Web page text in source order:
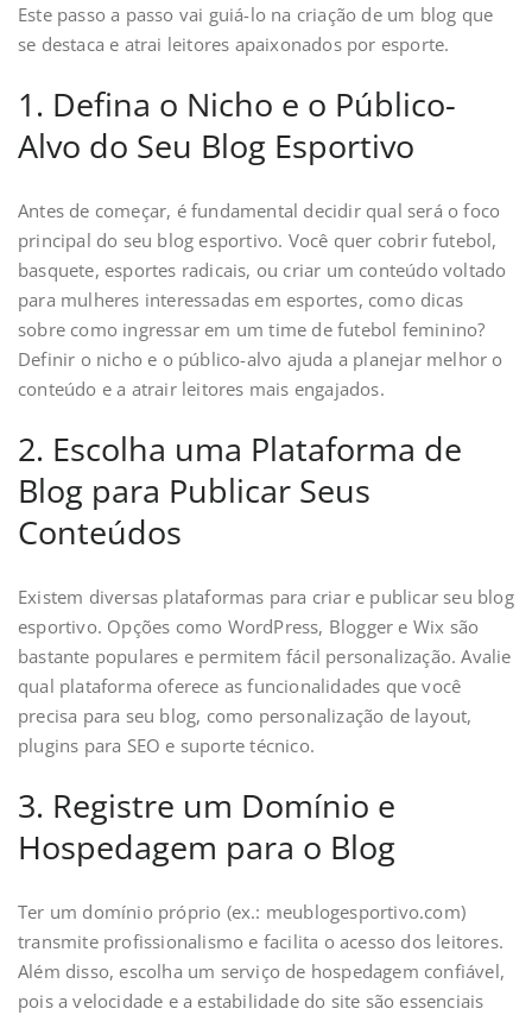
Este passo a passo vai guiá-lo na criação de um blog que
se destaca e atrai leitores apaixonados por esporte.
1. Defina o Nicho e o Público-
Alvo do Seu Blog Esportivo
Antes de começar, é fundamental decidir qual será o foco
principal do seu blog esportivo. Você quer cobrir futebol,
basquete, esportes radicais, ou criar um conteúdo voltado
para mulheres interessadas em esportes, como dicas
sobre como ingressar em um time de futebol feminino?
Definir o nicho e o público-alvo ajuda a planejar melhor o
conteúdo e a atrair leitores mais engajados.
2. Escolha uma Plataforma de
Blog para Publicar Seus
Conteúdos
Existem diversas plataformas para criar e publicar seu blog
esportivo. Opções como WordPress, Blogger e Wix são
bastante populares e permitem fácil personalização. Avalie
qual plataforma oferece as funcionalidades que você
precisa para seu blog, como personalização de layout,
plugins para SEO e suporte técnico.
3. Registre um Domínio e
Hospedagem para o Blog
Ter um domínio próprio (ex.: meublogesportivo.com)
transmite profissionalismo e facilita o acesso dos leitores.
Além disso, escolha um serviço de hospedagem confiável,
pois a velocidade e a estabilidade do site são essenciais